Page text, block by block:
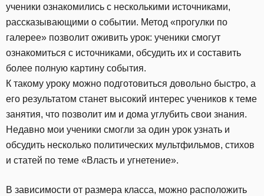
ученики ознакомились с несколькими источниками,
рассказывающими о событии. Метод «прогулки по
галерее» позволит оживить урок: ученики смогут
ознакомиться с источниками, обсудить их и составить
более полную картину события.
К такому уроку можно подготовиться довольно быстро, а
его результатом станет высокий интерес учеников к теме
занятия, что позволит им и дома углубить свои знания.
Недавно мои ученики смогли за один урок узнать и
обсудить несколько политических мультфильмов, стихов
и статей по теме «Власть и угнетение».
В зависимости от размера класса, можно расположить